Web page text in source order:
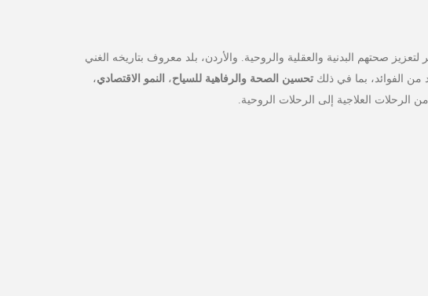
الأخبار
مقالات
صحتهم البدنية والعقلية والروحية. والأردن، بلد معروف بتاريخه الغني
من الفوائد، بما في ذلك تحسين الصحة والرفاهية للسياح، النمو الاقتصادي،
من الرحلات العلاجية إلى الرحلات الروحية.